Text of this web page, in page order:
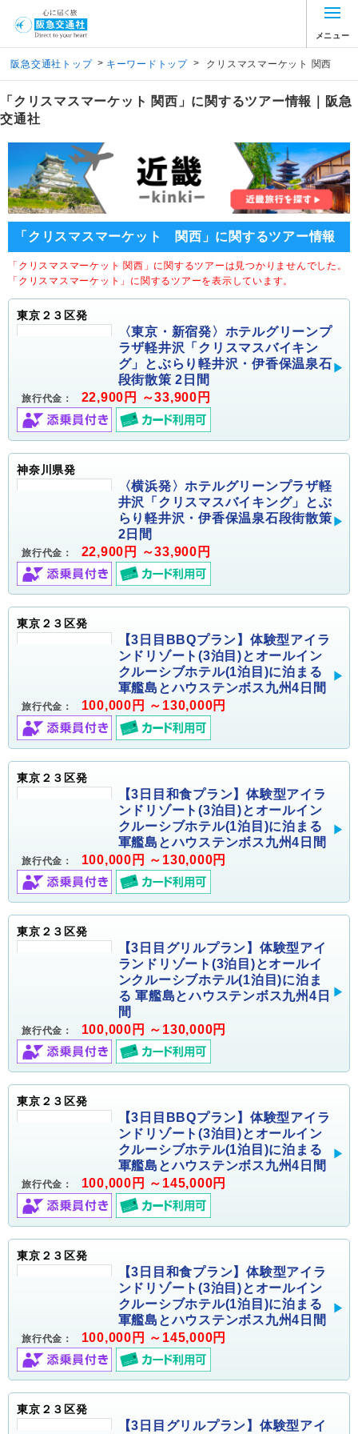
メニュー
阪急交通社トップ > キーワードトップ > クリスマスマーケット 関西
「クリスマスマーケット 関西」に関するツアー情報｜阪急
交通社
「クリスマスマーケット 関西」に関するツアー情報
「クリスマスマーケット 関西」に関するツアーは見つかりませんでした。
「クリスマスマーケット」に関するツアーを表示しています。
東京２３区発
〈東京・新宿発〉ホテルグリーンプ
ラザ軽井沢「クリスマスバイキン
グ」とぶらり軽井沢・伊香保温泉石
段街散策 2日間
旅行代金： 22,900円 ～33,900円
神奈川県発
〈横浜発〉ホテルグリーンプラザ軽
井沢「クリスマスバイキング」とぶ
らり軽井沢・伊香保温泉石段街散策
2日間
旅行代金： 22,900円 ～33,900円
東京２３区発
【3日目BBQプラン】体験型アイラ
ンドリゾート(3泊目)とオールイン
クルーシブホテル(1泊目)に泊まる
軍艦島とハウステンボス九州4日間
旅行代金： 100,000円 ～130,000円
東京２３区発
【3日目和食プラン】体験型アイラ
ンドリゾート(3泊目)とオールイン
クルーシブホテル(1泊目)に泊まる
軍艦島とハウステンボス九州4日間
旅行代金： 100,000円 ～130,000円
東京２３区発
【3日目グリルプラン】体験型アイ
ランドリゾート(3泊目)とオールイ
ンクルーシブホテル(1泊目)に泊ま
る 軍艦島とハウステンボス九州4日
間
旅行代金： 100,000円 ～130,000円
東京２３区発
【3日目BBQプラン】体験型アイラ
ンドリゾート(3泊目)とオールイン
クルーシブホテル(1泊目)に泊まる
軍艦島とハウステンボス九州4日間
旅行代金： 100,000円 ～145,000円
東京２３区発
【3日目和食プラン】体験型アイラ
ンドリゾート(3泊目)とオールイン
クルーシブホテル(1泊目)に泊まる
軍艦島とハウステンボス九州4日間
旅行代金： 100,000円 ～145,000円
東京２３区発
【3日目グリルプラン】体験型アイ